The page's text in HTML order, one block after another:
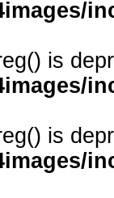
is
is